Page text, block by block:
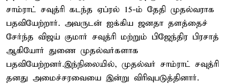
சாம்ராட் சவுத்ரி கடந்த ஏப்ரல் 15-ம் தேதி முதல்வராக
பதவியேற்றார். அவருடன் ஐக்கிய ஜனதா தளத்தைச்
சேர்ந்த விஜய் குமார் சவுத்ரி மற்றும் பிஜேந்திர பிரசாத்
ஆகியோர் துணை முதல்வர்களாக
பதவியேற்றனர்.இந்நிலையில், முதல்வர் சாம்ராட் சவுத்ரி
தனது அமைச்சரவையை இன்று விரிவுபடுத்தினார்.